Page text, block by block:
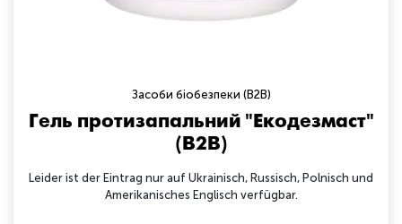
Засоби біобезпеки (B2B)
Гель протизапальний "Екодезмаст"
(B2B)
Leider ist der Eintrag nur auf Ukrainisch, Russisch, Polnisch und
Amerikanisches Englisch verfügbar.